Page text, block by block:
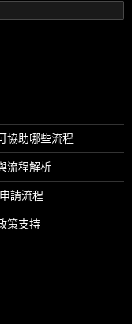
協助哪些流程
流程解析
請流程
策支持